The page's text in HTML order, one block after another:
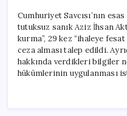
Cumhuriyet Savcısı’nın
tutuksuz sanık Aziz İhsan
kurma”, 29 kez “ihaleye
ceza alması talep edildi.
hakkında verdikleri bilgiler
hükümlerinin uygulanması